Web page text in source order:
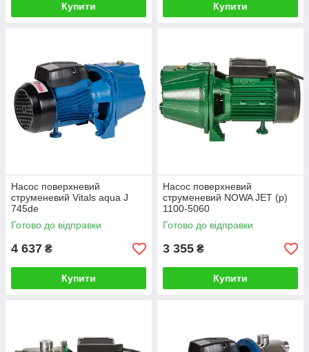
Купити Купити
Насос поверхневий
струменевий Vitals aqua J
745de
Готово до відправки
4 637 ₴
Купити
Насос поверхневий
струменевий NOWA JET (p)
1100-5060
Готово до відправки
3 355 ₴
Купити